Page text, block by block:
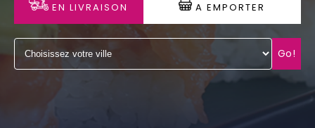
NOTRE RESTAURANT
VOS AVIS
EN LIVRAISON A EMPORTER
Go!